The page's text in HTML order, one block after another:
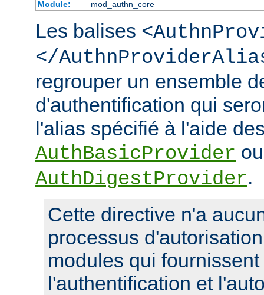
Module:
mod_authn_core
Les balises
</
regrouper un ensemble
d'authentification qui
l'alias spécifié à l'aide
AuthBasicProvider ou
AuthDigestProvider.
Cette directive n'a
processus
modules qui
l'authentification et